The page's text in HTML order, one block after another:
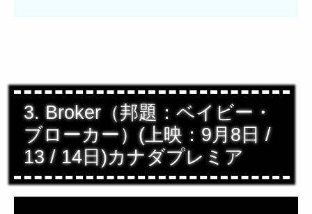
3. Broker（邦題：ベイビー・
ブローカー）(上映：9月8日 /
13 / 14日)カナダプレミア